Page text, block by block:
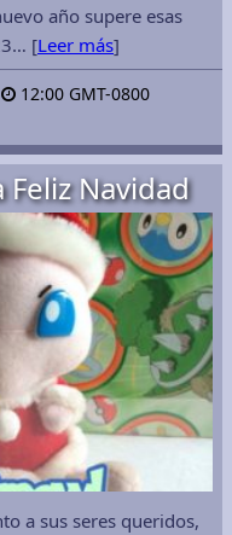
año supere esas
[Leer más]
12:00 GMT-0800
Navidad
a sus seres queridos,